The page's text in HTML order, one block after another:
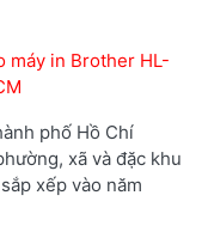
máy in Brother HL-
phố Hồ Chí
xã và đặc khu
xếp vào năm